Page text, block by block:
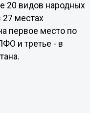
20 видов народных
местах
первое место по
и третье - в